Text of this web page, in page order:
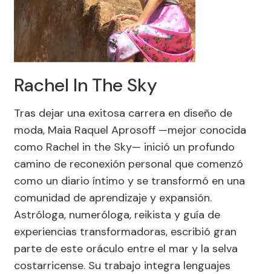
Rachel In The Sky
Tras dejar una exitosa carrera en diseño de
moda, Maia Raquel Aprosoff —mejor conocida
como Rachel in the Sky— inició un profundo
camino de reconexión personal que comenzó
como un diario íntimo y se transformó en una
comunidad de aprendizaje y expansión.
Astróloga, numeróloga, reikista y guía de
experiencias transformadoras, escribió gran
parte de este oráculo entre el mar y la selva
costarricense. Su trabajo integra lenguajes